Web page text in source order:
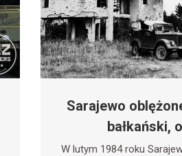
Sarajewo
bałkański,
W lutym 1984 roku